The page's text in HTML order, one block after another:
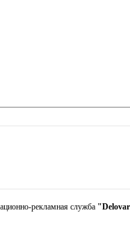
рекламная служба